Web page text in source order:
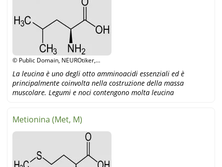
© Public Domain, NEUROtiker,
La leucina è uno degli otto amminoacidi essenziali ed è
principalmente coinvolta nella costruzione della massa
muscolare. Legumi e noci contengono molta leucina
Metionina (Met, M)